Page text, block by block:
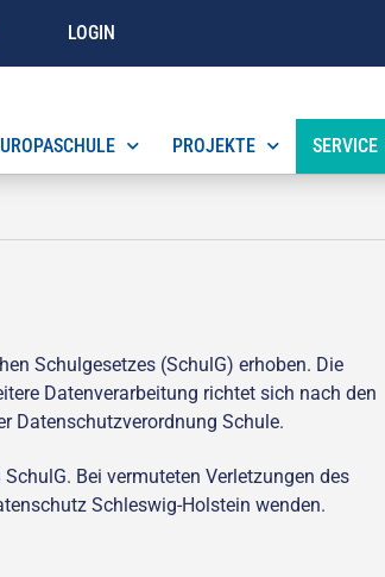
LOGIN
PROJEKTE SERVICE
Schulgesetzes (SchulG) erhoben. Die
Datenverarbeitung richtet sich nach den
Datenschutzverordnung Schule.
Bei vermuteten Verletzungen des
Schleswig-Holstein wenden.